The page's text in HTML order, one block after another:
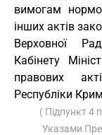
вимогам
інших актів
Верховної
Кабінету
правових
Республіки
( Підпункт 4
Указами